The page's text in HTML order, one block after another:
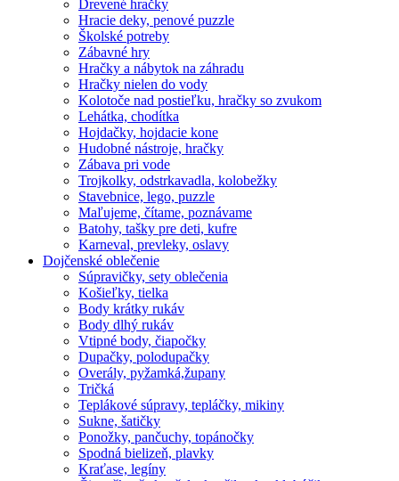
Drevené hračky
Hracie deky, penové puzzle
Školské potreby
Zábavné hry
Hračky a nábytok na záhradu
Hračky nielen do vody
Kolotoče nad postieľku, hračky so zvukom
Lehátka, chodítka
Hojdačky, hojdacie kone
Hudobné nástroje, hračky
Zábava pri vode
Trojkolky, odstrkavadla, kolobežky
Stavebnice, lego, puzzle
Maľujeme, čítame, poznávame
Batohy, tašky pre deti, kufre
Karneval, prevleky, oslavy
Dojčenské oblečenie
Súpravičky, sety oblečenia
Košieľky, tielka
Body krátky rukáv
Body dlhý rukáv
Vtipné body, čiapočky
Dupačky, polodupačky
Overály, pyžamká,župany
Tričká
Teplákové súpravy, tepláčky, mikiny
Sukne, šatičky
Ponožky, pančuchy, topánočky
Spodná bielizeň, plavky
Kraťase, legíny